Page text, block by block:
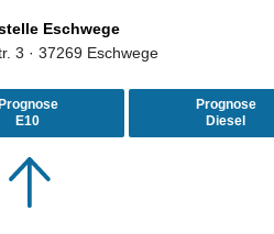
Eschwege
3 · 37269 Eschwege
Prognose
E10
Prognose
Diesel